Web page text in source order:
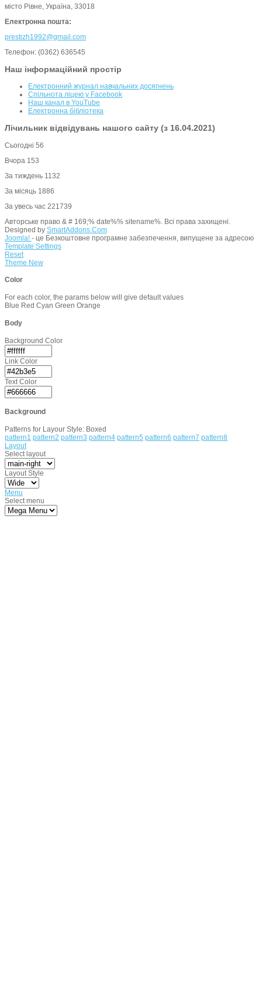
місто Рівне, Україна, 33018
Електронна пошта:
prestizh1992@gmail.com
Телефон: (0362) 636545
Наш інформаційний простір
Електронний журнал навчальних досягнень
Спільнота ліцею у Facebook
Наш канал в YouTube
Електронна бібліотека
Лічильник відвідувань нашого сайту (з 16.04.2021)
Сьогодні 56
Вчора 153
За тиждень 1132
За місяць 1886
За увесь час 221739
Авторське право & # 169;% date%% sitename%. Всі права захищені.
Designed by SmartAddons.Com
Joomla! - це Безкоштовне програмне забезпечення, випущене за адресою
Template Settings
Reset
Theme New
Color
For each color, the params below will give default values
Blue Red Cyan Green Orange
Body
Background Color
Link Color
Text Color
Background
Patterns for Layour Style: Boxed
pattern1 pattern2 pattern3 pattern4 pattern5 pattern6 pattern7 pattern8
Layout
Select layout
Layout Style
Menu
Select menu